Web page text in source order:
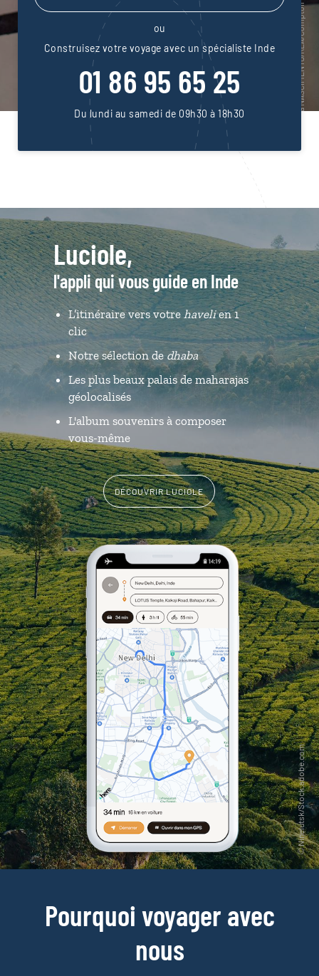
ou
Construisez votre voyage avec un spécialiste Inde
01 86 95 65 25
Du lundi au samedi de 09h30 à 18h30
Luciole,
l'appli qui vous guide en Inde
L’itinéraire vers votre havelien 1
clic
Notre sélection de dhaba
Les plus beaux palais de maharajas
géolocalisés
L'album souvenirs à composer
vous-même
DÉCOUVRIR LUCIOLE
Pourquoi voyager avec
nous